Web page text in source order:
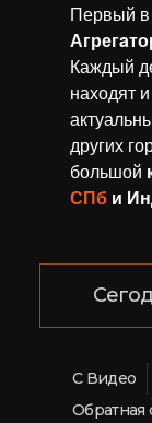
Первый в
Каждый
находят
других
большой
СПб и
С Видео
Обратная